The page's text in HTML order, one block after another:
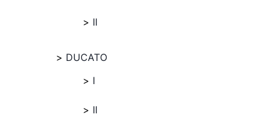
II
DUCATO
I
II